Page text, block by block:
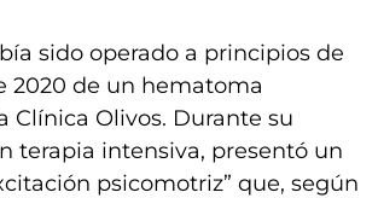
sido operado a principios de
2020 de un hematoma
Clínica Olivos. Durante su
terapia intensiva, presentó un
psicomotriz” que, según